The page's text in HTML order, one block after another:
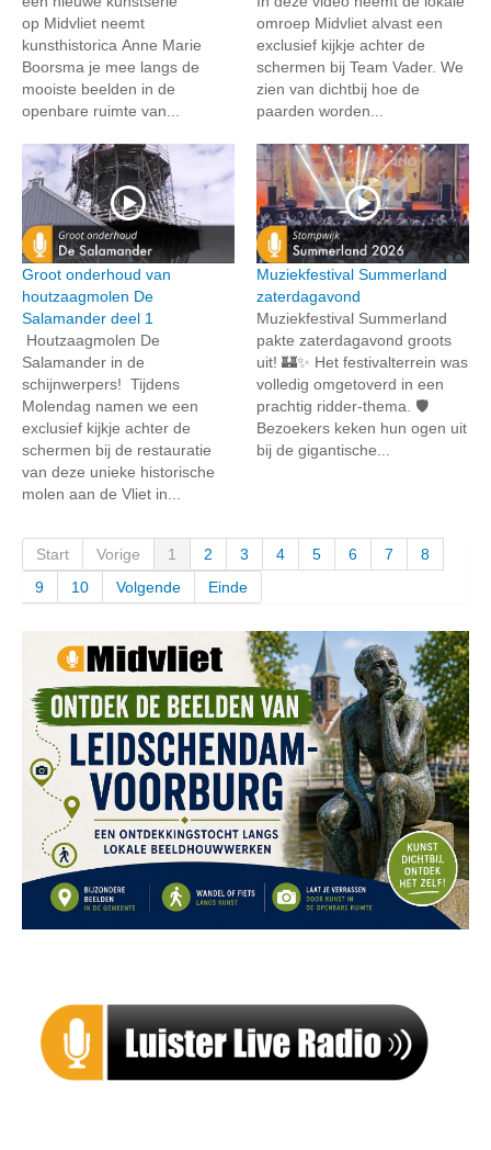
op Midvliet neemt
kunsthistorica Anne Marie
Boorsma je mee langs de
mooiste beelden in de
openbare ruimte van...
omroep Midvliet alvast een
exclusief kijkje achter de
schermen bij Team Vader. We
zien van dichtbij hoe de
paarden worden...
Groot onderhoud van
houtzaagmolen De
Salamander deel 1
Houtzaagmolen De
Salamander in de
schijnwerpers! Tijdens
Molendag namen we een
exclusief kijkje achter de
schermen bij de restauratie
van deze unieke historische
molen aan de Vliet in...
Muziekfestival Summerland
zaterdagavond
Muziekfestival Summerland
pakte zaterdagavond groots
uit! 🏰✨ Het festivalterrein was
volledig omgetoverd in een
prachtig ridder-thema. 🛡️
Bezoekers keken hun ogen uit
bij de gigantische...
Start Vorige 1 2 3 4 5 6 7
8
9
10 Volgende Einde